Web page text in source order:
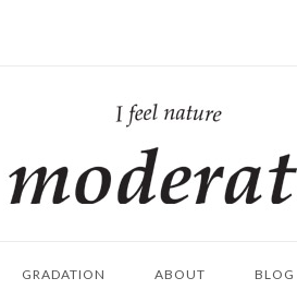
ム
GRADATION ABOUT BLOG